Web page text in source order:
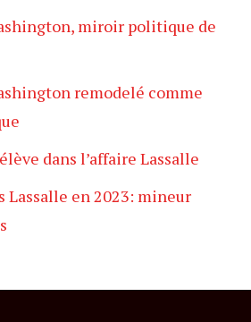
miroir politique de
remodelé comme
dans l’affaire Lassalle
Lassalle en 2023: mineur